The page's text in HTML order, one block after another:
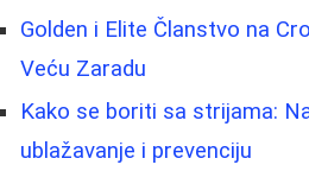
Golden i Elite Članstvo na
Veću Zaradu
Kako se boriti sa strijama:
ublažavanje i prevenciju